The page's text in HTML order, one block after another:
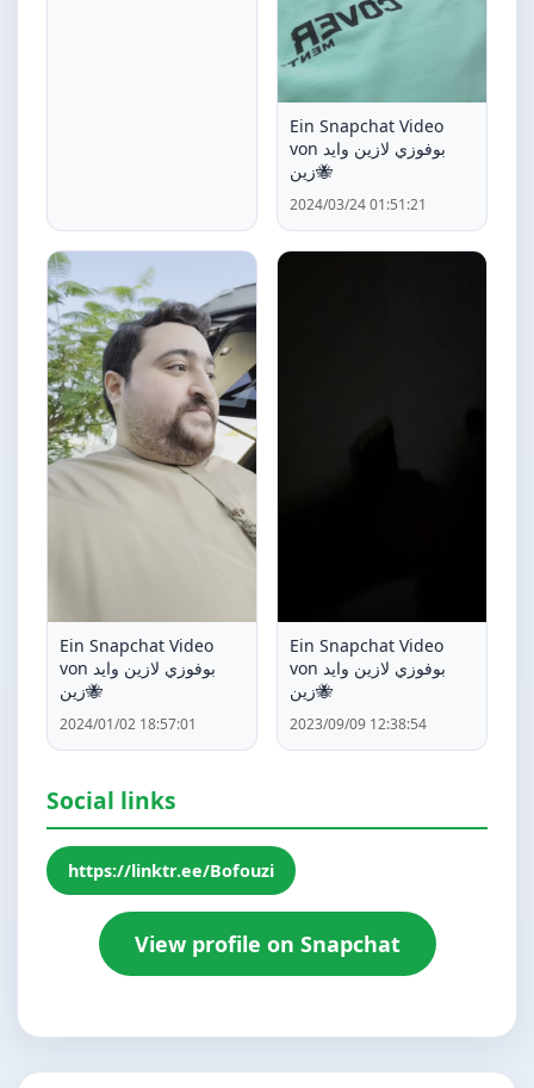
Ein Snapchat Video
von بوفوزي لازين وايد
زين🐝
2024/03/24 01:51:21
Ein Snapchat Video
von بوفوزي لازين وايد
زين🐝
2024/01/02 18:57:01
Ein Snapchat Video
von بوفوزي لازين وايد
زين🐝
2023/09/09 12:38:54
Social links
https://linktr.ee/Bofouzi
View profile on Snapchat